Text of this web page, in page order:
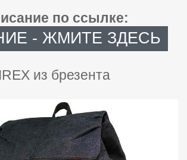
по ссылке:
- ЖМИТЕ ЗДЕСЬ
из брезента